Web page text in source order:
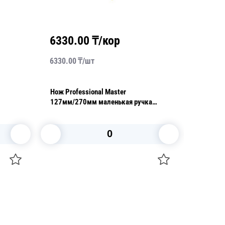
6330.00 ₸/кор
6330.00₸/шт
Нож Professional Master
127мм/270мм маленькая ручка